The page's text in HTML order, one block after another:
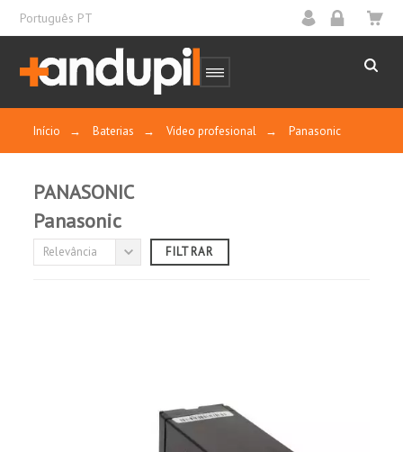
Português PT
Início → Baterias → Video profesional → Panasonic
FABRICANTE / MARCA
PANASONIC
Panasonic
Relevância FILTRAR